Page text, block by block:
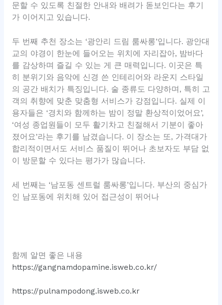
문할 수 있도록 친절한 안내와 배려가 돋보인다는 후기
가 이어지고 있습니다.
두 번째 추천 장소는 ‘광안리 드림 룸싸롱’입니다. 광안대
교의 야경이 한눈에 들어오는 위치에 자리잡아, 밤바다
를 감상하며 즐길 수 있는 게 큰 매력입니다. 이곳은 특
히 분위기와 음악에 신경 쓴 인테리어와 라운지 스타일
의 공간 배치가 특징입니다. 술 종류도 다양하며, 특히 고
객의 취향에 맞춘 맞춤형 서비스가 강점입니다. 실제 이
용자들은 ‘경치와 함께하는 밤이 정말 환상적이었어요’,
‘여성 종업원들이 모두 활기차고 친절해서 기분이 좋아
졌어요’라는 후기를 남겼습니다. 이 장소는 또, 가격대가
합리적이면서도 서비스 품질이 뛰어나 초보자도 부담 없
이 방문할 수 있다는 평가가 많습니다.
세 번째는 ‘남포동 센트럴 룸싸롱’입니다. 부산의 중심가
인 남포동에 위치해 있어 접근성이 뛰어나
함께 알면 좋은 내용
https://gangnamdopamine.isweb.co.kr/
https://pulnampodong.isweb.co.kr